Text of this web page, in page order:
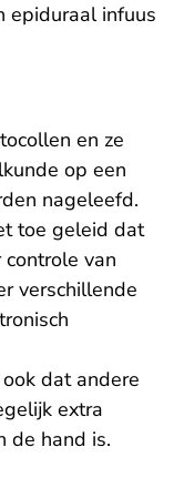
epiduraal infuus
en ze
op een
nageleefd.
toe geleid dat
van
verschillende
dat andere
extra
de hand is.